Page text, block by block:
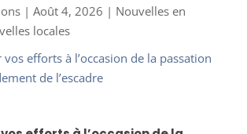
| Août 4, 2026 | Nouvelles en
locales